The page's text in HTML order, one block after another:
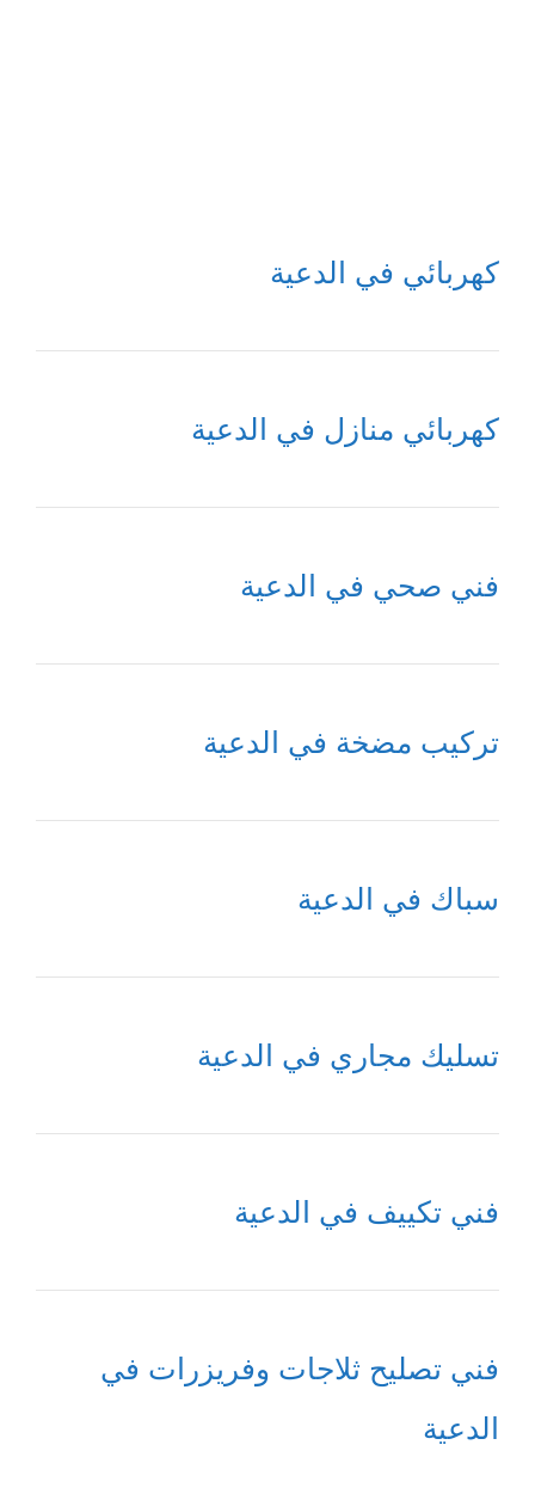
كهربائي في الدعية
كهربائي منازل في الدعية
فني صحي في الدعية
تركيب مضخة في الدعية
سباك في الدعية
تسليك مجاري في الدعية
فني تكييف في الدعية
فني تصليح ثلاجات وفريزرات في
الدعية